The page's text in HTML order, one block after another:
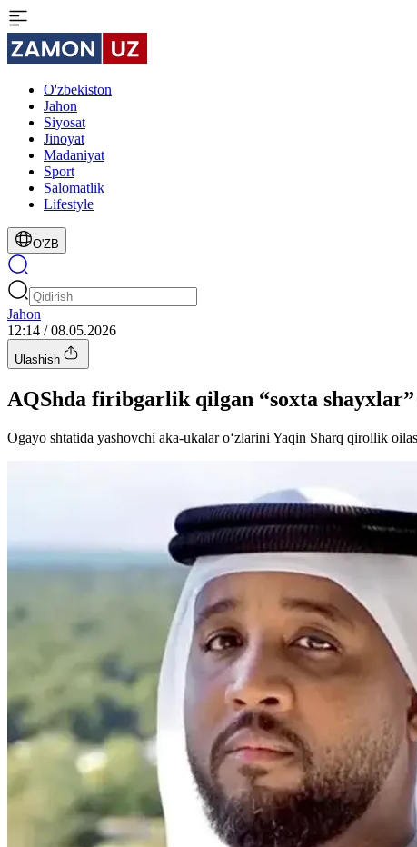
O'zbekiston
Jahon
Siyosat
Jinoyat
Madaniyat
Sport
Salomatlik
Lifestyle
O'ZB
Jahon
12:14 / 08.05.2026
Ulashish
AQShda firibgarlik qilgan “soxta
Ogayo shtatida yashovchi aka-ukalar o‘zlarini Yaqin Sharq qirollik